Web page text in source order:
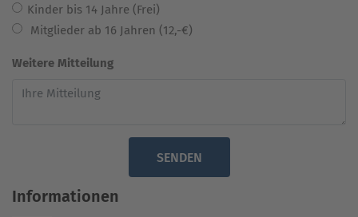
Kinder bis 14 Jahre (Frei)
Mitglieder ab 16 Jahren (12,-€)
Weitere Mitteilung
SENDEN
Informationen